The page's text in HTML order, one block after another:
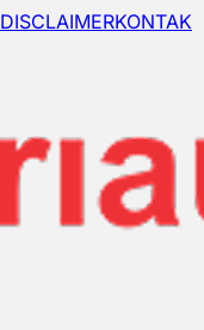
DISCLAIMERKONTAK